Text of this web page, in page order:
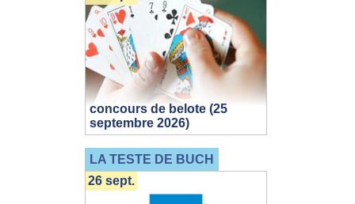
concours de belote (25
septembre 2026)
LA TESTE DE BUCH
26 sept.